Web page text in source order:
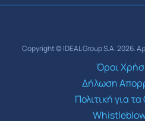
Copyright © IDEAL Group S.A. 2026.
Όροι
Δήλωση
Πολιτική για